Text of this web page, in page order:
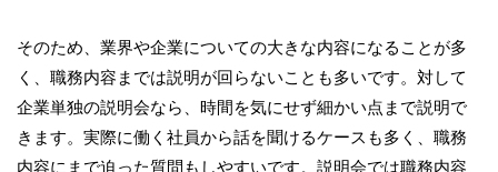
そのため、業界や企業についての大きな内容になることが多
く、職務内容までは説明が回らないことも多いです。対して
企業単独の説明会なら、時間を気にせず細かい点まで説明で
きます。実際に働く社員から話を聞けるケースも多く、職務
内容にまで迫った質問もしやすいです。説明会では職務内容